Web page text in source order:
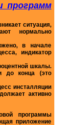
программ
ситуация,
нормально
в начале
индикатор
шкалы.
до конца (это
инсталляции
активно
программы
приложение